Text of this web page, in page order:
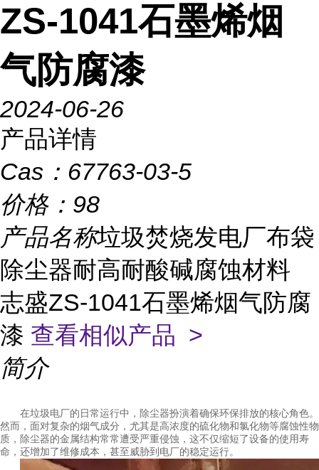
ZS-1041石墨烯烟
气防腐漆
2024-06-26
产品详情
Cas： 67763-03-5
价格： 98
产品名称垃圾焚烧发电厂布袋
除尘器耐高耐酸碱腐蚀材料
志盛ZS-1041石墨烯烟气防腐
漆 查看相似产品 >
简介
在垃圾电厂的日常运行中，除尘器扮演着确保环保排放的核心角色。
然而，面对复杂的烟气成分，尤其是高浓度的硫化物和氯化物等腐蚀性物
质，除尘器的金属结构常常遭受严重侵蚀，这不仅缩短了设备的使用寿
命，还增加了维修成本，甚至威胁到电厂的稳定运行。